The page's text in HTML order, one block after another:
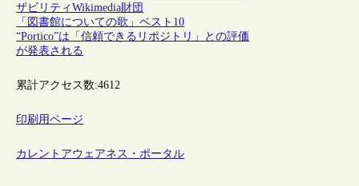
ザビリティWikimedia財団
「図書館についての歌」ベスト10
“Portico”は「信頼できるリポジトリ」との評価
が発表される
累計アクセス数:4612
印刷用ページ
カレントアウェアネス・ポータル